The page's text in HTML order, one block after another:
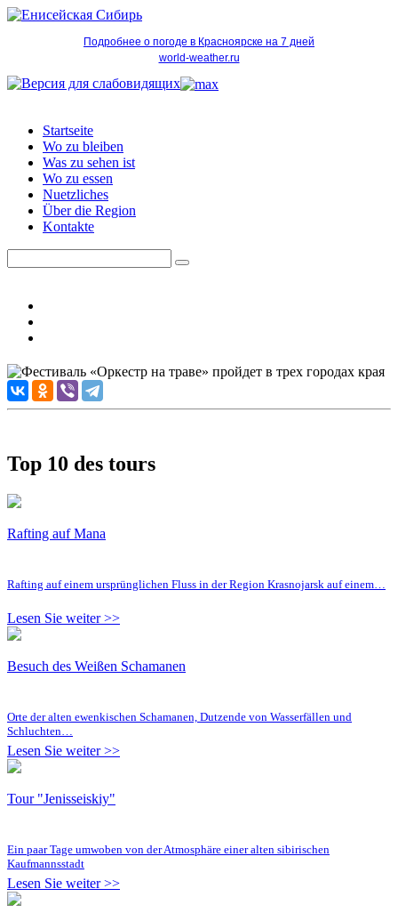
Подробнее о погоде в Красноярске на 7 дней
world-weather.ru
Startseite
Wo zu bleiben
Was zu sehen ist
Wo zu essen
Nuetzliches
Über die Region
Kontakte
Top 10 des tours
Rafting auf Mana
Rafting auf einem ursprünglichen Fluss in der Region Krasnojarsk auf einem…
Lesen Sie weiter >>
Besuch des Weißen Schamanen
Orte der alten ewenkischen Schamanen, Dutzende von Wasserfällen und
Schluchten…
Lesen Sie weiter >>
Tour "Jenisseiskiy"
Ein paar Tage umwoben von der Atmosphäre einer alten sibirischen
Kaufmannsstadt
Lesen Sie weiter >>